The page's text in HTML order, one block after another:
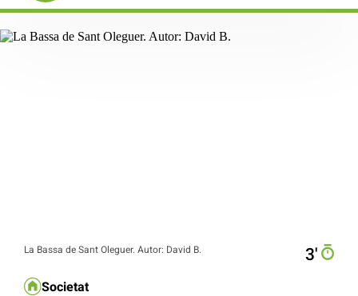
La Bassa de Sant Oleguer. Autor: David B. 3′
Societat